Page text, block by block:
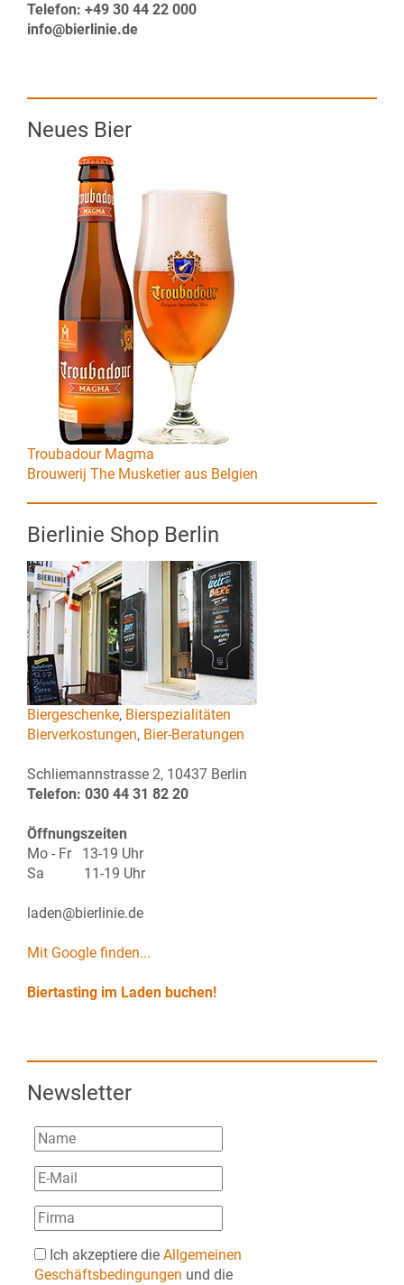
Telefon: +49 30 44 22 000
info@bierlinie.de
Neues Bier
Troubadour Magma
Brouwerij The Musketier aus Belgien
Bierlinie Shop Berlin
Biergeschenke, Bierspezialitäten
Bierverkostungen, Bier-Beratungen
Schliemannstrasse 2, 10437 Berlin
Telefon: 030 44 31 82 20
Öffnungszeiten
Mo - Fr 13-19 Uhr
Sa 11-19 Uhr
laden@bierlinie.de
Mit Google finden...
Biertasting im Laden buchen!
Newsletter
Ich akzeptiere die Allgemeinen
Geschäftsbedingungen und die